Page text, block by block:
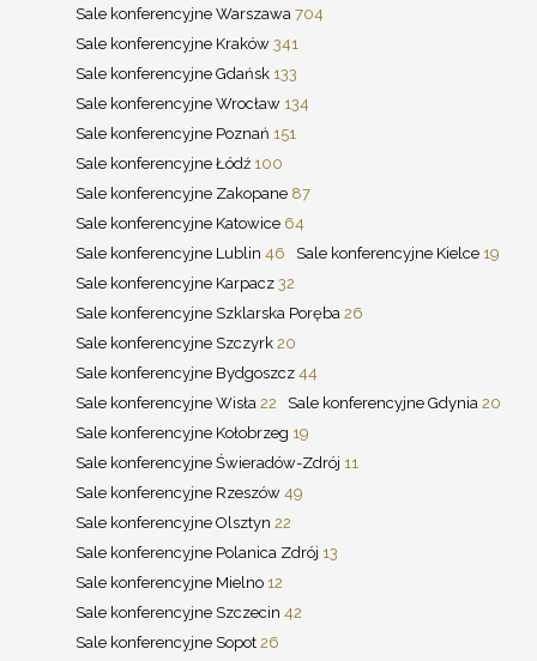
Sale konferencyjne Warszawa 704
Sale konferencyjne Kraków 341
Sale konferencyjne Gdańsk 133
Sale konferencyjne Wrocław 134
Sale konferencyjne Poznań 151
Sale konferencyjne Łódź 100
Sale konferencyjne Zakopane 87
Sale konferencyjne Katowice 64
Sale konferencyjne Lublin 46 Sale konferencyjne Kielce 19
Sale konferencyjne Karpacz 32
Sale konferencyjne Szklarska Poręba 26
Sale konferencyjne Szczyrk 20
Sale konferencyjne Bydgoszcz 44
Sale konferencyjne Wisła 22 Sale konferencyjne Gdynia 20
Sale konferencyjne Kołobrzeg 19
Sale konferencyjne Świeradów-Zdrój 11
Sale konferencyjne Rzeszów 49
Sale konferencyjne Olsztyn 22
Sale konferencyjne Polanica Zdrój 13
Sale konferencyjne Mielno 12
Sale konferencyjne Szczecin 42
Sale konferencyjne Sopot 26